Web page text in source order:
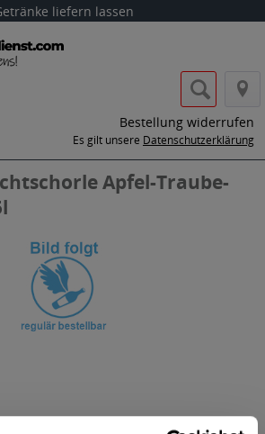
liefern lassen
Bestellung widerrufen
Es gilt unsere Datenschutzerklärung
Apfel-Traube-